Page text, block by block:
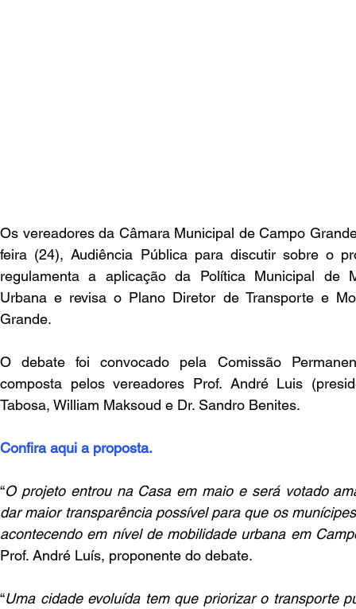
Os vereadores da Câmara Municipal de Campo
feira (24), Audiência Pública para discutir sobre o
regulamenta a aplicação da Política Municipal de
Urbana e revisa o Plano Diretor de Transporte e
Grande.
O debate foi convocado pela Comissão
composta pelos vereadores Prof. André Luis
Tabosa, William Maksoud e Dr. Sandro Benites.
Confira aqui a proposta.
“O projeto entrou na Casa em maio e será votado
dar maior transparência possível para que os
acontecendo em nível de mobilidade urbana em
Prof. André Luís, proponente do debate.
“Uma cidade evoluída tem que priorizar o transporte